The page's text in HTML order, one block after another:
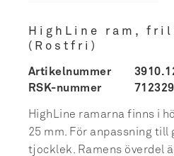
HighLine ram,
(Rostfri)
Artikelnummer
RSK-nummer
HighLine ramarna finns i
25 mm. För anpassning
tjocklek. Ramens överdel